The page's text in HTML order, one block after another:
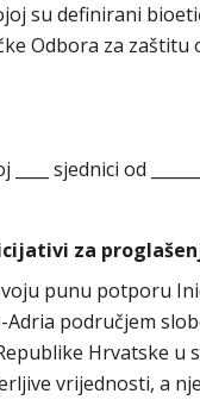
su definirani
Odbora za
sjednici od
za
punu potporu
područjem
Hrvatske
vrijednosti, a